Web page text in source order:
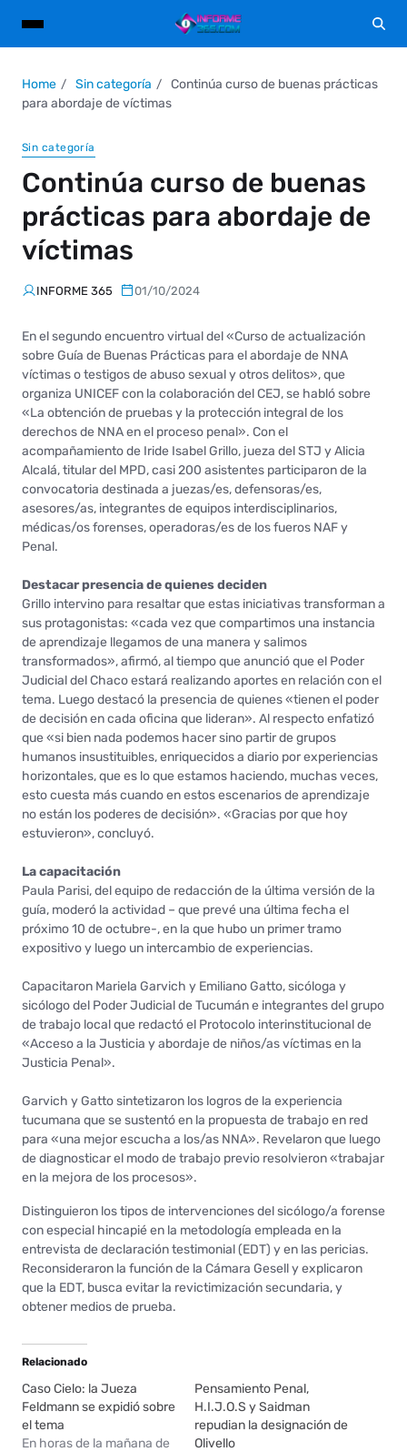
Home Sin categoría
Continúa curso de buenas prácticas
para abordaje de víctimas
Sin categoría
Continúa curso de buenas
prácticas para abordaje de
víctimas
INFORME 365 01/10/2024
En el segundo encuentro virtual del «Curso de actualización
sobre Guía de Buenas Prácticas para el abordaje de NNA
víctimas o testigos de abuso sexual y otros delitos», que
organiza UNICEF con la colaboración del CEJ, se habló sobre
«La obtención de pruebas y la protección integral de los
derechos de NNA en el proceso penal». Con el
acompañamiento de Iride Isabel Grillo, jueza del STJ y Alicia
Alcalá, titular del MPD, casi 200 asistentes participaron de la
convocatoria destinada a juezas/es, defensoras/es,
asesores/as, integrantes de equipos interdisciplinarios,
médicas/os forenses, operadoras/es de los fueros NAF y
Penal.
Destacar presencia de quienes deciden
Grillo intervino para resaltar que estas iniciativas transforman a
sus protagonistas: «cada vez que compartimos una instancia
de aprendizaje llegamos de una manera y salimos
transformados», afirmó, al tiempo que anunció que el Poder
Judicial del Chaco estará realizando aportes en relación con el
tema. Luego destacó la presencia de quienes «tienen el poder
de decisión en cada oficina que lideran». Al respecto enfatizó
que «si bien nada podemos hacer sino partir de grupos
humanos insustituibles, enriquecidos a diario por experiencias
horizontales, que es lo que estamos haciendo, muchas veces,
esto cuesta más cuando en estos escenarios de aprendizaje
no están los poderes de decisión». «Gracias por que hoy
estuvieron», concluyó.
La capacitación
Paula Parisi, del equipo de redacción de la última versión de la
guía, moderó la actividad – que prevé una última fecha el
próximo 10 de octubre-, en la que hubo un primer tramo
expositivo y luego un intercambio de experiencias.
Capacitaron Mariela Garvich y Emiliano Gatto, sicóloga y
sicólogo del Poder Judicial de Tucumán e integrantes del grupo
de trabajo local que redactó el Protocolo interinstitucional de
«Acceso a la Justicia y abordaje de niños/as víctimas en la
Justicia Penal».
Garvich y Gatto sintetizaron los logros de la experiencia
tucumana que se sustentó en la propuesta de trabajo en red
para «una mejor escucha a los/as NNA». Revelaron que luego
de diagnosticar el modo de trabajo previo resolvieron «trabajar
en la mejora de los procesos».
Distinguieron los tipos de intervenciones del sicólogo/a forense
con especial hincapié en la metodología empleada en la
entrevista de declaración testimonial (EDT) y en las pericias.
Reconsideraron la función de la Cámara Gesell y explicaron
que la EDT, busca evitar la revictimización secundaria, y
obtener medios de prueba.
Relacionado
Caso Cielo: la Jueza
Feldmann se expidió sobre
el tema
En horas de la mañana de
Pensamiento Penal,
H.I.J.O.S y Saidman
repudian la designación de
Olivello